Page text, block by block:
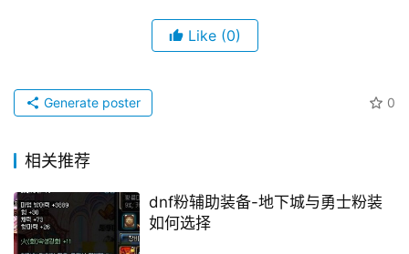
Like (0)
0
Generate poster
相关推荐
dnf粉辅助装备-地下城与勇士粉装
如何选择